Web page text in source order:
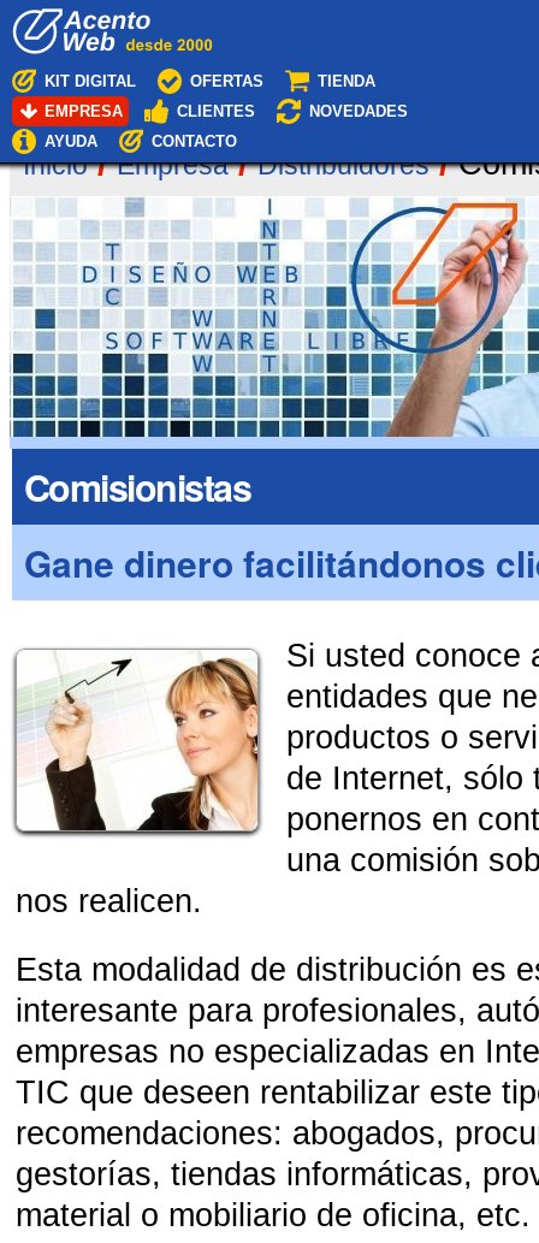
KIT DIGITAL OFERTAS
TIENDA
EMPRESA
CLIENTES
NOVEDADES
AYUDA
CONTACTO
Inicio /Empresa /Distribuidores /
Comisionistas
Gane dinero facilitándonos
Si usted conoce
entidades que
productos o
de Internet, sólo
ponernos en
una comisión
nos realicen.
Esta modalidad de distribución es
interesante para profesionales,
empresas no especializadas en
TIC que deseen rentabilizar este
recomendaciones: abogados,
gestorías, tiendas informáticas,
material o mobiliario de oficina, etc.